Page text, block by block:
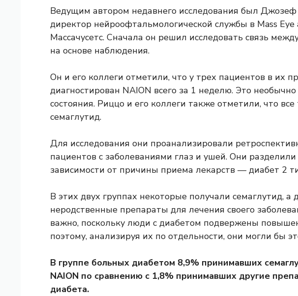
Ведущим автором недавнего исследования был
директор нейроофтальмологической службы в Mass Eye
Массачусетс. Сначала он решил исследовать связь
на основе наблюдения.
Он и его коллеги отметили, что у трех пациентов в их
диагностирован NAION всего за 1 неделю. Это
состояния. Риццо и его коллеги также отметили, что
семаглутид.
Для исследования они проанализировали
пациентов с заболеваниями глаз и ушей. Они
зависимости от причины приема лекарств — диабет 2
В этих двух группах некоторые получали семаглутид, а
неродственные препараты для лечения своего
важно, поскольку люди с диабетом подвержены
поэтому, анализируя их по отдельности, они могли бы
В группе больных диабетом 8,9% принимавших
NAION по сравнению с 1,8% принимавших другие
диабета.